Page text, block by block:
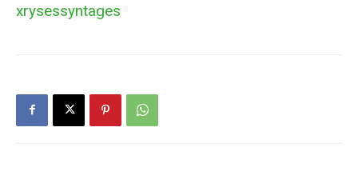
xrysessyntages